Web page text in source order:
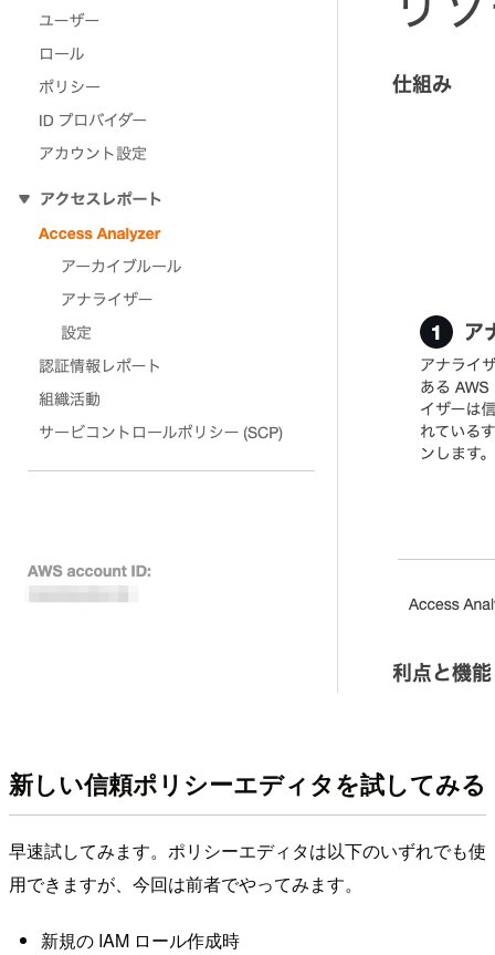
新しい信頼ポリシーエディタを試してみる
早速試してみます。ポリシーエディタは以下のいずれでも使
用できますが、今回は前者でやってみます。
新規の IAM ロール作成時